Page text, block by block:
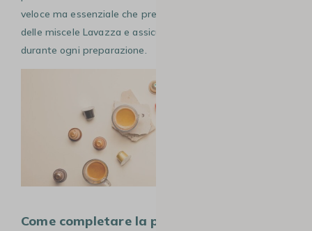
veloce ma essenziale che preserva l’integrità aromatica
delle miscele Lavazza e assicura una fluidità costante
durante ogni preparazione.
Come completare la pulizia della mia